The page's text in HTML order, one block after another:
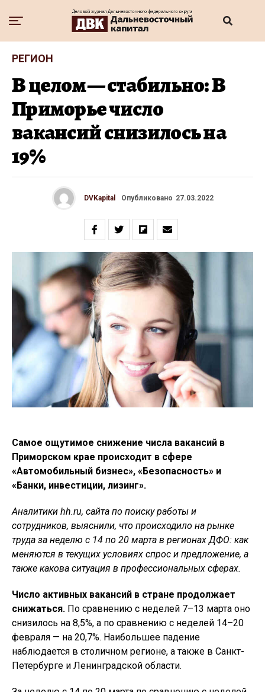
РЕГИОН
В целом — стабильно: В
Приморье число
вакансий снизилось на
19%
DVKapital Опубликовано 27.03.2022
Самое ощутимое снижение числа вакансий в
Приморском крае происходит в сфере
«Автомобильный бизнес», «Безопасность» и
«Банки, инвестиции, лизинг».
Аналитики hh.ru, сайта по поиску работы и
сотрудников, выяснили, что происходило на рынке
труда за неделю с 14 по 20 марта в регионах ДФО: как
меняются в текущих условиях спрос и предложение, а
также какова ситуация в профессиональных сферах.
Число активных вакансий в стране продолжает
снижаться. По сравнению с неделей 7–13 марта оно
снизилось на 8,5%, а по сравнению с неделей 14–20
февраля — на 20,7%. Наибольшее падение
наблюдается в столичном регионе, а также в Санкт-
Петербурге и Ленинградской области.